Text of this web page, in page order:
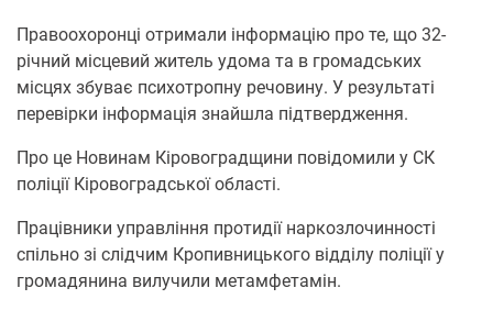
Правоохоронці отримали інформацію про те, що 32-
річний місцевий житель удома та в громадських
місцях збуває психотропну речовину. У результаті
перевірки інформація знайшла підтвердження.
Про це Новинам Кіровоградщини повідомили у СК
поліції Кіровоградської області.
Працівники управління протидії наркозлочинності
спільно зі слідчим Кропивницького відділу поліції у
громадянина вилучили метамфетамін.